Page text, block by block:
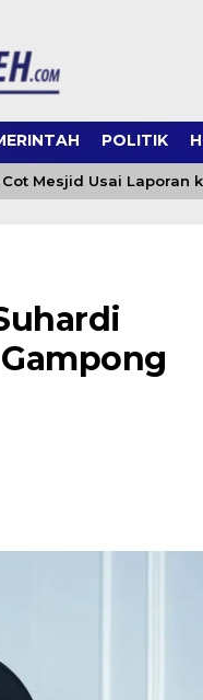
POLITIK
Mesjid Usai Laporan ke